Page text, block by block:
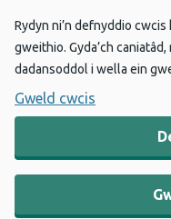
Rydyn ni’n defnyddio
gweithio. Gyda’ch
dadansoddol i wella ein
Gweld cwcis